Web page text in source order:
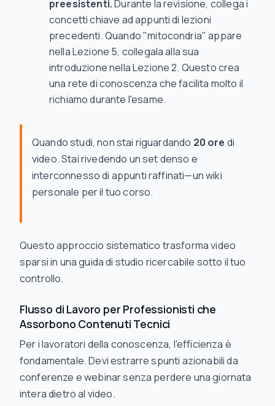
preesistenti.Durante la revisione, collega i
concetti chiave ad appunti di lezioni
precedenti. Quando "mitocondria" appare
nella Lezione 5, collegala alla sua
introduzione nella Lezione 2. Questo crea
una rete di conoscenza che facilita molto il
richiamo durante l'esame.
Quando studi, non stai riguardando 20 ore di
video. Stai rivedendo un set denso e
interconnesso di appunti raffinati—un wiki
personale per il tuo corso.
Questo approccio sistematico trasforma video
sparsi in una guida di studio ricercabile sotto il tuo
controllo.
Flusso di Lavoro per Professionisti che
Assorbono Contenuti Tecnici
Per i lavoratori della conoscenza, l'efficienza è
fondamentale. Devi estrarre spunti azionabili da
conferenze e webinar senza perdere una giornata
intera dietro al video.